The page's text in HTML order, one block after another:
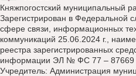
Княжпогостский муниципальный
Зарегистрирован в Федеральной
сфере связи, информационных
коммуникаций 25.06.2024 г.,
реестра зарегистрированных
информации ЭЛ № ФС 77 – 87669
Учредитель: Администрация